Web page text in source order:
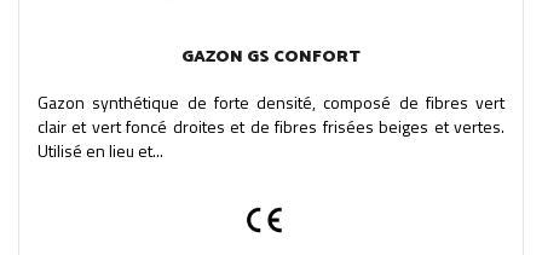
GAZON GS CONFORT
Gazon synthétique de forte densité, composé de fibres vert
clair et vert foncé droites et de fibres frisées beiges et vertes.
Utilisé en lieu et...